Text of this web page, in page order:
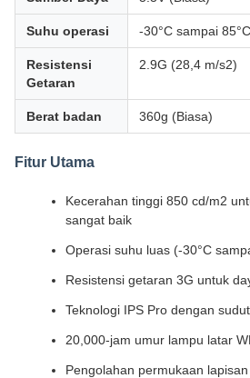
Suhu operasi -30°C sampai 85°C
Resistensi
Getaran
2.9G (28,4 m/s2)
Berat badan 360g (Biasa)
Fitur Utama
Kecerahan tinggi 850 cd/m2
sangat baik
Operasi suhu luas (-30°C
Resistensi getaran 3G untuk
Teknologi IPS Pro dengan
20,000-jam umur lampu latar
Pengolahan permukaan